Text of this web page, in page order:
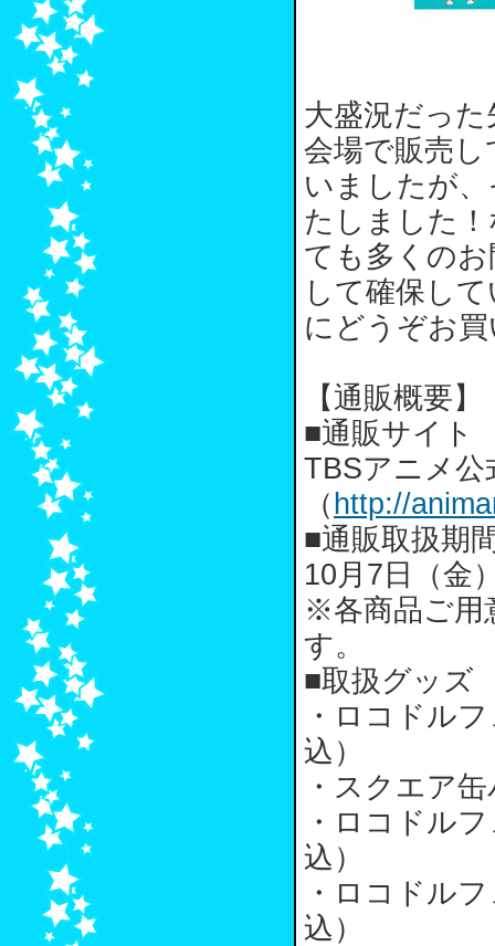
大盛況だっ
会場で販売
いましたが
たしました
ても多くの
して確保し
にどうぞお
【通販概要】
■通販サイト
TBSアニメ
（http://
■通販取扱期
10月7日（金
※各商品ご用
す。
■取扱グッズ
・ロコドル
込）
・スクエア
・ロコドル
込）
・ロコドル
込）